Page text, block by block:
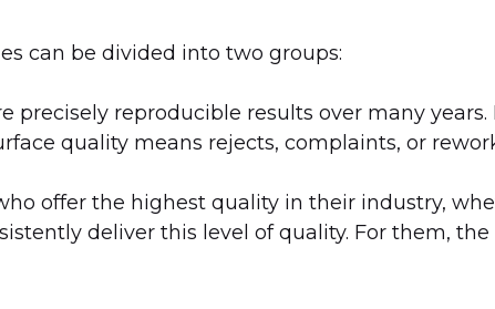
can be divided into two groups:
precisely reproducible results over many
quality means rejects, complaints, or
offer the highest quality in their industry,
deliver this level of quality. For them,